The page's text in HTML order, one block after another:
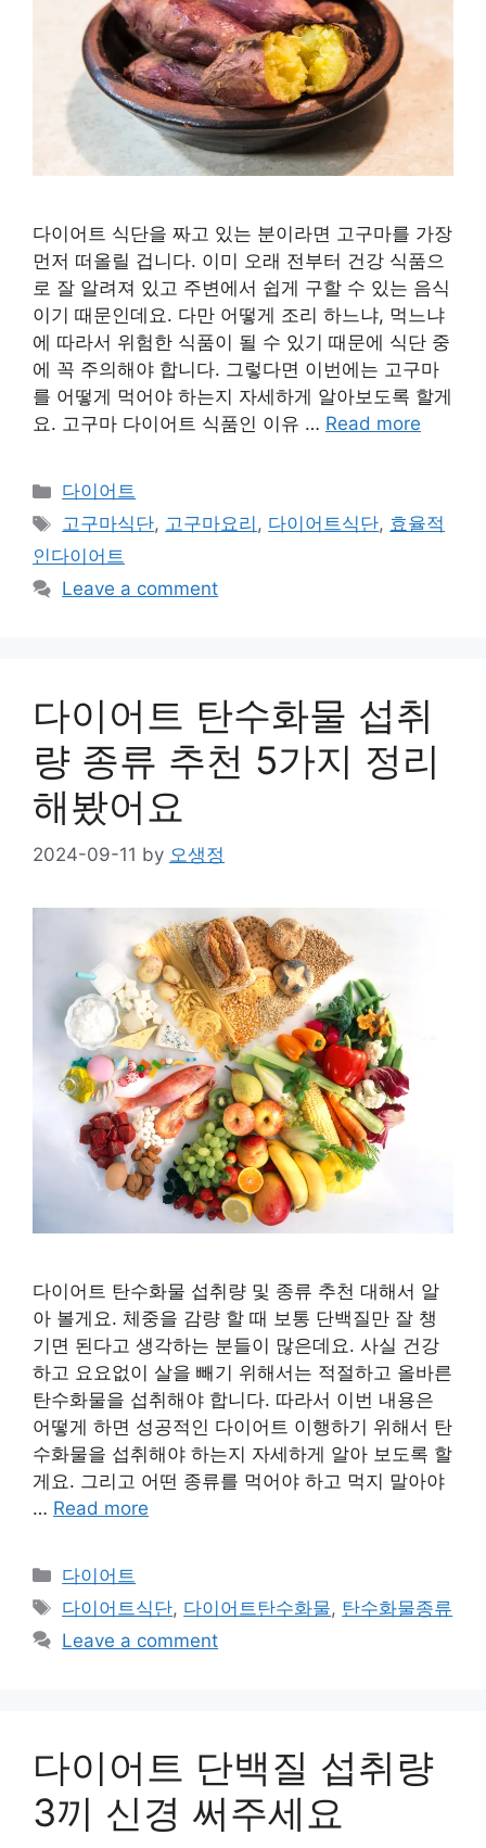
다이어트 식단을 짜고 있는 분이라면 고구마를 가장
먼저 떠올릴 겁니다. 이미 오래 전부터 건강 식품으
로 잘 알려져 있고 주변에서 쉽게 구할 수 있는 음식
이기 때문인데요. 다만 어떻게 조리 하느냐, 먹느냐
에 따라서 위험한 식품이 될 수 있기 때문에 식단 중
에 꼭 주의해야 합니다. 그렇다면 이번에는 고구마
를 어떻게 먹어야 하는지 자세하게 알아보도록 할게
요. 고구마 다이어트 식품인 이유 … Read more
Categories
다이어트
Tags
고구마식단, 고구마요리 , 다이어트식단, 효율적
인다이어트
Leave a comment
다이어트 탄수화물 섭취
량 종류 추천 5가지 정리
해봤어요
2024-09-11 by 오생정
다이어트 탄수화물 섭취량 및 종류 추천 대해서 알
아 볼게요. 체중을 감량 할 때 보통 단백질만 잘 챙
기면 된다고 생각하는 분들이 많은데요. 사실 건강
하고 요요없이 살을 빼기 위해서는 적절하고 올바른
탄수화물을 섭취해야 합니다. 따라서 이번 내용은
어떻게 하면 성공적인 다이어트 이행하기 위해서 탄
수화물을 섭취해야 하는지 자세하게 알아 보도록 할
게요. 그리고 어떤 종류를 먹어야 하고 먹지 말아야
… Read more
Categories
다이어트
Tags
다이어트식단, 다이어트탄수화물, 탄수화물종류
Leave a comment
다이어트 단백질 섭취량
3끼 신경 써주세요